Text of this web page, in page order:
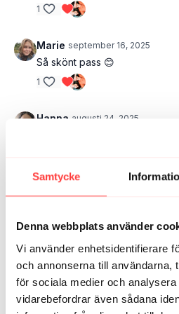
Samtycke
Denna webbplats använder
Vi använder enhetsidentifierare
och annonserna till användarna,
för sociala medier och
vidarebefordrar även sådana
1
Marie september 16, 2025
Så skönt pass 😊
1
Hanna augusti 24, 2025
2
Moa W. augusti 14, 2025
Tack för ett härligt pass!
2